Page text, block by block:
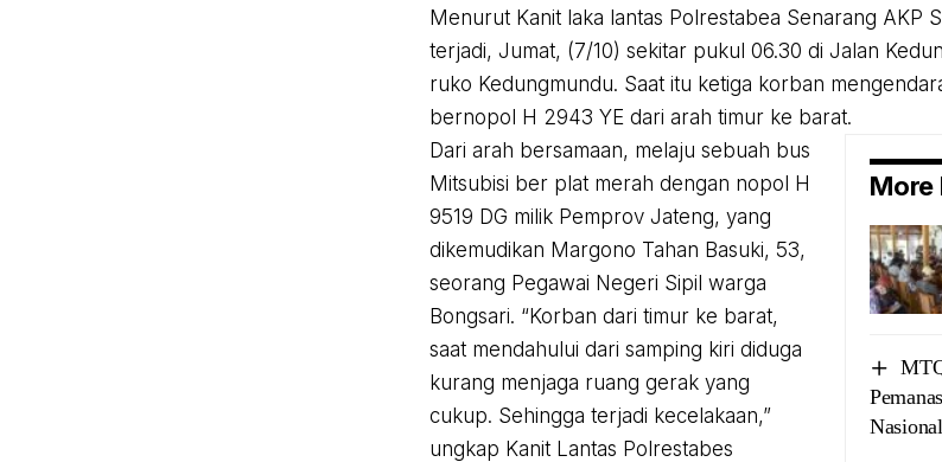
Menurut Kanit laka lantas Polrestabea Senarang AKP
terjadi, Jumat, (7/10) sekitar pukul 06.30 di Jalan
ruko Kedungmundu. Saat itu ketiga korban
bernopol H 2943 YE dari arah timur ke barat.
More
Dari arah bersamaan, melaju sebuah bus
Mitsubisi ber plat merah dengan nopol H
9519 DG milik Pemprov Jateng, yang
dikemudikan Margono Tahan Basuki, 53,
seorang Pegawai Negeri Sipil warga
Bongsari. “Korban dari timur ke barat,
saat mendahului dari samping kiri diduga
kurang menjaga ruang gerak yang
cukup. Sehingga terjadi kecelakaan,”
ungkap Kanit Lantas Polrestabes